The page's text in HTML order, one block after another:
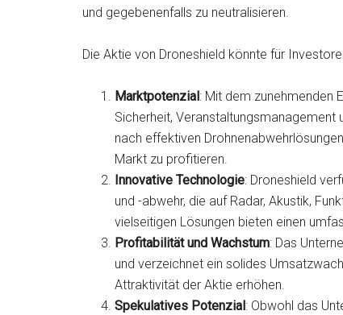
und gegebenenfalls zu neutralisieren.
Die Aktie von Droneshield könnte für
Marktpotenzial: Mit dem zunehmenden
Sicherheit,
nach effektiven
Markt zu profitieren.
Innovative Technologie: Droneshield
und -abwehr, die auf Radar, Akustik,
vielseitigen Lösungen bieten einen
Profitabilität und Wachstum: Das
und verzeichnet ein solides
Attraktivität der Aktie erhöhen.
Spekulatives Potenzial: Obwohl das